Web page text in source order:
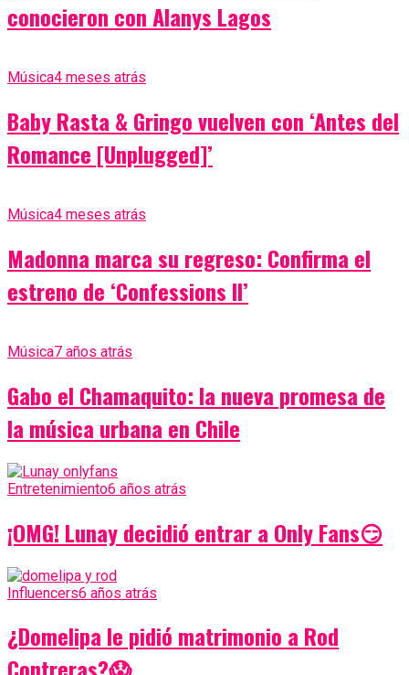
conocieron con Alanys Lagos
Música4 meses atrás
Baby Rasta & Gringo vuelven con ‘Antes del
Romance [Unplugged]’
Música4 meses atrás
Madonna marca su regreso: Confirma el
estreno de ‘Confessions II’
Música7 años atrás
Gabo el Chamaquito: la nueva promesa de
la música urbana en Chile
Entretenimiento6 años atrás
¡OMG! Lunay decidió entrar a Only Fans😏
Influencers6 años atrás
¿Domelipa le pidió matrimonio a Rod